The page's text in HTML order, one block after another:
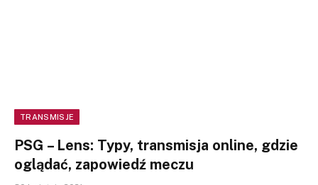
TRANSMISJE
PSG – Lens: Typy, transmisja online, gdzie
oglądać, zapowiedź meczu